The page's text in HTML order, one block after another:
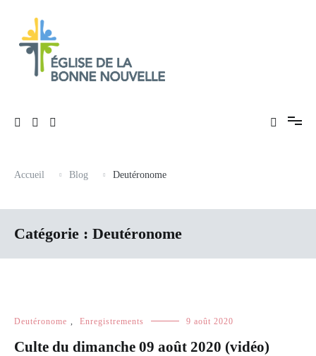
contenu
Accueil Blog Deutéronome
Catégorie : Deutéronome
Deutéronome , Enregistrements 9 août 2020
Culte du dimanche 09 août 2020 (vidéo)